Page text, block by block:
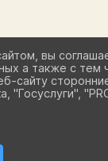
вы
а также с тем
сайту
"Госуслуги",